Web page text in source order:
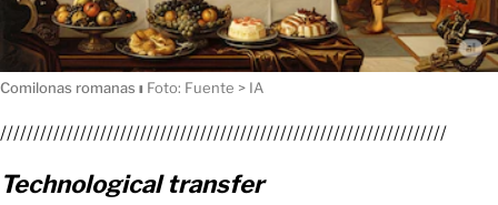
Comilonas romanas ı Foto: Fuente > IA
///////////////////////////////////////////////////////////////////
Technological transfer